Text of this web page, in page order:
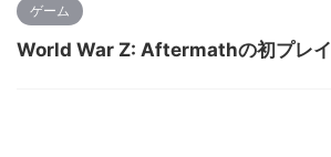
ゲーム
World War Z: Aftermathの初プレ